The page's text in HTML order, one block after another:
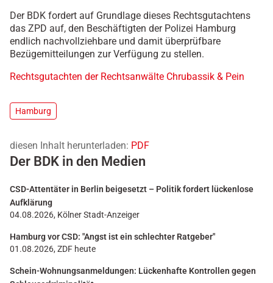
Der BDK fordert auf Grundlage dieses Rechtsgutachtens
das ZPD auf, den Beschäftigten der Polizei Hamburg
endlich nachvollziehbare und damit überprüfbare
Bezügemitteilungen zur Verfügung zu stellen.
Rechtsgutachten der Rechtsanwälte Chrubassik & Pein
Hamburg
diesen Inhalt herunterladen: PDF
Der BDK in den Medien
CSD-Attentäter in Berlin beigesetzt – Politik fordert lückenlose
Aufklärung
04.08.2026, Kölner Stadt-Anzeiger
Hamburg vor CSD: "Angst ist ein schlechter Ratgeber"
01.08.2026, ZDF heute
Schein-Wohnungsanmeldungen: Lückenhafte Kontrollen gegen